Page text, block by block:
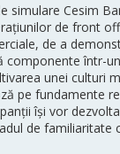
simulare Cesim
de front
de a
componente într-
unei culturi
pe fundamente
își vor
de familiaritate